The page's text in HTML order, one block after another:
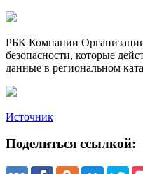
РБК Компании Организации
безопасности, которые
данные в региональном
Источник
Поделиться ссылкой: